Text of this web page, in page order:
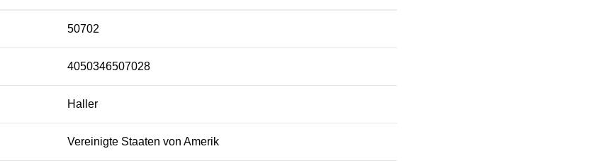
50702
4050346507028
Haller
Vereinigte Staaten von Amerik